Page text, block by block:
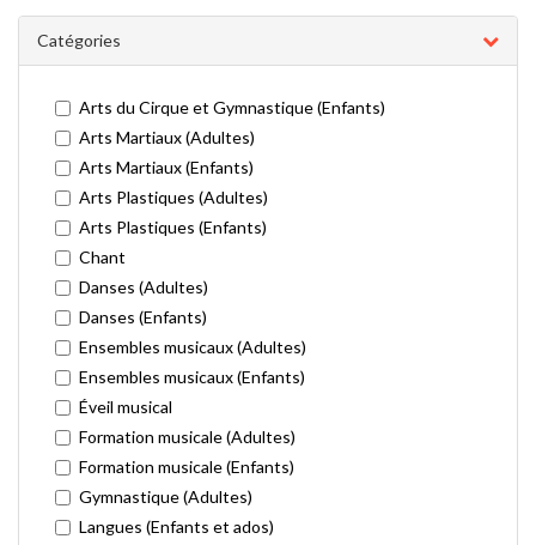
Catégories
Arts du Cirque et Gymnastique (Enfants)
Arts Martiaux (Adultes)
Arts Martiaux (Enfants)
Arts Plastiques (Adultes)
Arts Plastiques (Enfants)
Chant
Danses (Adultes)
Danses (Enfants)
Ensembles musicaux (Adultes)
Ensembles musicaux (Enfants)
Éveil musical
Formation musicale (Adultes)
Formation musicale (Enfants)
Gymnastique (Adultes)
Langues (Enfants et ados)